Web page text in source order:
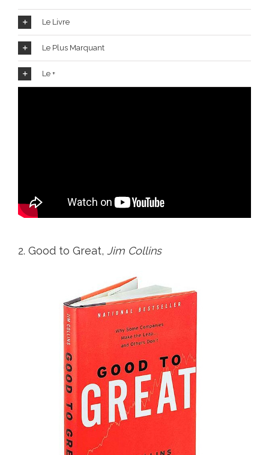
Le Livre
Le Plus Marquant
Le +
2. Good to Great, Jim Collins